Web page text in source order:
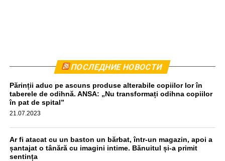
Комбайн был остановлен приблизительно в 440
метрах от места происшествия. Водитель прошел тест
на алкоголь, результат оказался отрицательным,
передаёт unimedia.info. Все обстоятельства инцидента
выясняются.
ПОСЛЕДНИЕ НОВОСТИ
Părinții aduc pe ascuns produse alterabile copiilor lor în
taberele de odihnă. ANSA: „Nu transformați odihna copiilor
în pat de spital”
21.07.2023
Ar fi atacat cu un baston un bărbat, într-un magazin, apoi a
șantajat o tânără cu imagini intime. Bănuitul și-a primit
sentința